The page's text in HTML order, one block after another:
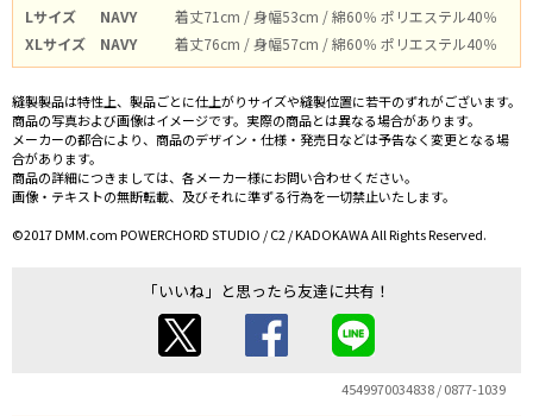
Lサイズ
NAVY
着丈71cm / 身幅53cm / 綿60％ ポリエステル40％
XLサイズ
NAVY 着丈76cm / 身幅57cm / 綿60％ ポリエステル40％
縫製製品は特性上、製品ごとに仕上がりサイズや縫製位置に若干のずれがございます。
商品の写真および画像はイメージです。実際の商品とは異なる場合があります。
メーカーの都合により、商品のデザイン・仕様・発売日などは予告なく変更となる場
合があります。
商品の詳細につきましては、各メーカー様にお問い合わせください。
画像・テキストの無断転載、及びそれに準ずる行為を一切禁止いたします。
©2017 DMM.com POWERCHORD STUDIO / C2 / KADOKAWA All Rights Reserved.
「いいね」と思ったら友達に共有！
4549970034838 / 0877-1039